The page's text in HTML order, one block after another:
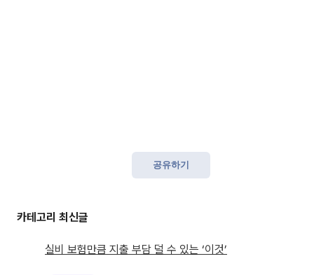
공유하기
실비 보험만큼 지출 부담 덜 수 있는 ‘이것’